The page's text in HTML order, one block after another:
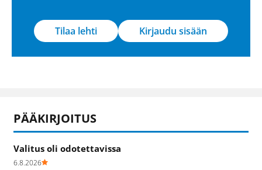
Tilaa lehti Kirjaudu sisään
PÄÄKIRJOITUS
Valitus oli odotettavissa
6.8.2026